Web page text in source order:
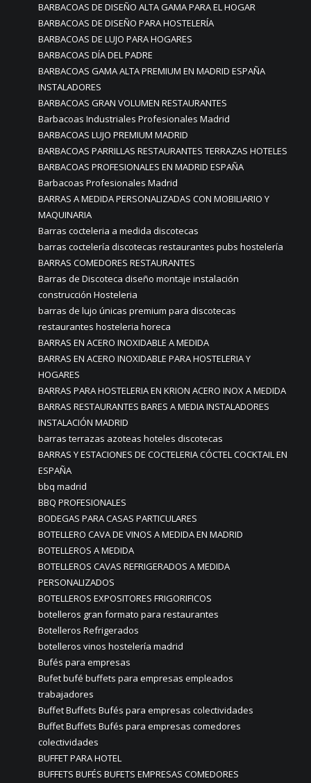
BARBACOAS DE DISEÑO ALTA GAMA PARA EL HOGAR
BARBACOAS DE DISEÑO PARA HOSTELERÍA
BARBACOAS DE LUJO PARA HOGARES
BARBACOAS DÍA DEL PADRE
BARBACOAS GAMA ALTA PREMIUM EN MADRID ESPAÑA
INSTALADORES
BARBACOAS GRAN VOLUMEN RESTAURANTES
Barbacoas Industriales Profesionales Madrid
BARBACOAS LUJO PREMIUM MADRID
BARBACOAS PARRILLAS RESTAURANTES TERRAZAS HOTELES
BARBACOAS PROFESIONALES EN MADRID ESPAÑA
Barbacoas Profesionales Madrid
BARRAS A MEDIDA PERSONALIZADAS CON MOBILIARIO Y
MAQUINARIA
Barras cocteleria a medida discotecas
barras coctelería discotecas restaurantes pubs hostelería
BARRAS COMEDORES RESTAURANTES
Barras de Discoteca diseño montaje instalación
construcción Hosteleria
barras de lujo únicas premium para discotecas
restaurantes hosteleria horeca
BARRAS EN ACERO INOXIDABLE A MEDIDA
BARRAS EN ACERO INOXIDABLE PARA HOSTELERIA Y
HOGARES
BARRAS PARA HOSTELERIA EN KRION ACERO INOX A MEDIDA
BARRAS RESTAURANTES BARES A MEDIA INSTALADORES
INSTALACIÓN MADRID
barras terrazas azoteas hoteles discotecas
BARRAS Y ESTACIONES DE COCTELERIA CÓCTEL COCKTAIL EN
ESPAÑA
bbq madrid
BBQ PROFESIONALES
BODEGAS PARA CASAS PARTICULARES
BOTELLERO CAVA DE VINOS A MEDIDA EN MADRID
BOTELLEROS A MEDIDA
BOTELLEROS CAVAS REFRIGERADOS A MEDIDA
PERSONALIZADOS
BOTELLEROS EXPOSITORES FRIGORIFICOS
botelleros gran formato para restaurantes
Botelleros Refrigerados
botelleros vinos hostelería madrid
Bufés para empresas
Bufet bufé buffets para empresas empleados
trabajadores
Buffet Buffets Bufés para empresas colectividades
Buffet Buffets Bufés para empresas comedores
colectividades
BUFFET PARA HOTEL
BUFFETS BUFÉS BUFETS EMPRESAS COMEDORES